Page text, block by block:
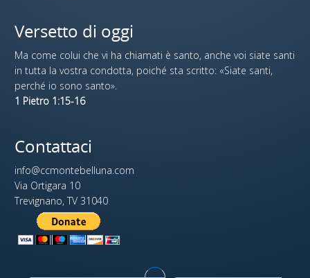
Versetto di oggi
Ma come colui che vi ha chiamati è santo, anche voi siate santi
in tutta la vostra condotta, poiché sta scritto: «Siate santi,
perché io sono santo».
1 Pietro 1:15-16
Contattaci
info@ccmontebelluna.com
Via Ortigara 10
Trevignano, TV 31040